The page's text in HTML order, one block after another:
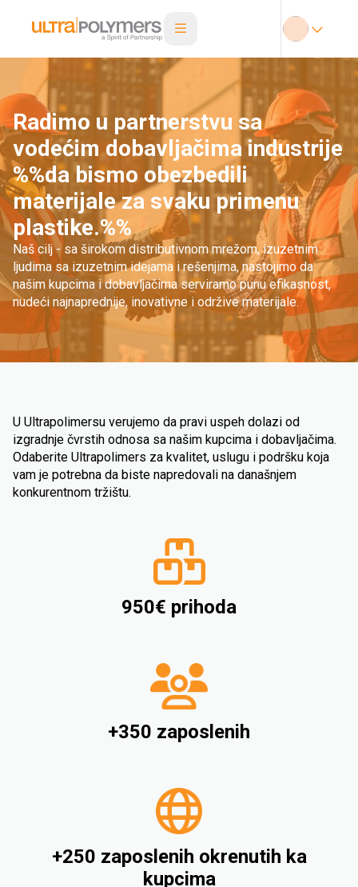
Radimo u partnerstvu sa
vodećim dobavljačima industrije
%%da bismo obezbedili
materijale za svaku primenu
plastike.%%
Naš cilj - sa širokom distributivnom mrežom, izuzetnim
ljudima sa izuzetnim idejama i rešenjima, nastojimo da
našim kupcima i dobavljačima serviramo punu efikasnost,
nudeći najnaprednije, inovativne i održive materijale.
U Ultrapolimersu verujemo da pravi uspeh dolazi od
izgradnje čvrstih odnosa sa našim kupcima i dobavljačima.
Odaberite Ultrapolimers za kvalitet, uslugu i podršku koja
vam je potrebna da biste napredovali na današnjem
konkurentnom tržištu.
950€ prihoda
+350 zaposlenih
+250 zaposlenih okrenutih ka
kupcima